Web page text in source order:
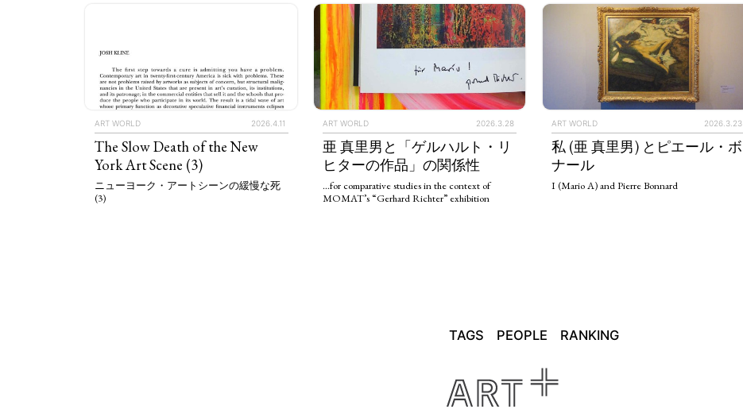
ART WORLD 2026.4.11
The Slow Death of the New
York Art Scene (3)
ニューヨーク・アートシーンの緩慢な死
(3)
ART WORLD 2026.3.28
亜 真里男と「ゲルハルト・リ
ヒターの作品」の関係性
…for comparative studies in the context of
MOMAT’s “Gerhard Richter” exhibition
ART WORLD 2026.3.23
私 (亜 真里男) とピエール・ボ
ナール
I (Mario A) and Pierre Bonnard
TAGS PEOPLE RANKING